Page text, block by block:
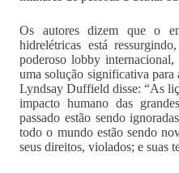
Os autores dizem que o
hidrelétricas está
poderoso lobby internacional,
uma solução significativa para
Lyndsay Duffield disse: “As
impacto humano das
passado estão sendo
todo o mundo estão sendo
seus direitos, violados; e suas